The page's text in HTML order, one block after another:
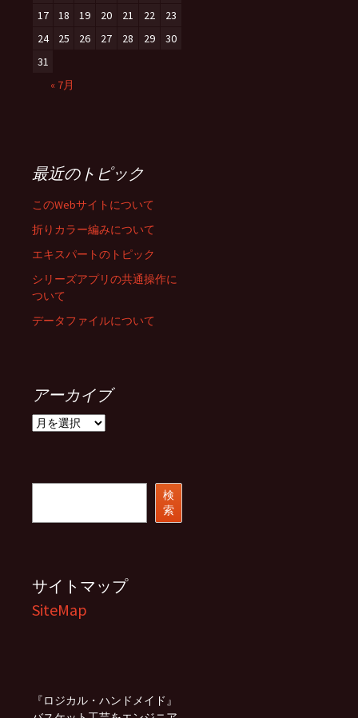
17
18 19 20 21 22
23
24
25 26 27 28 29
30
31
« 7月
最近のトピック
このWebサイトについて
折りカラー編みについて
エキスパートのトピック
シリーズアプリの共通操作に
ついて
データファイルについて
アーカイブ
ア
ブ
検
索
サイトマップ
SiteMap
『ロジカル・ハンドメイド』